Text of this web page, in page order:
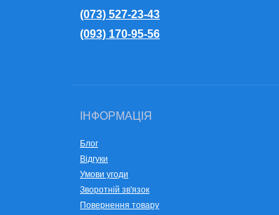
(073) 527-23-43
(093) 170-95-56
ІНФОРМАЦІЯ
Блог
Відгуки
Умови угоди
Зворотній зв'язок
Повернення товару